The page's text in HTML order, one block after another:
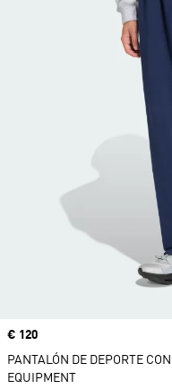
Precio
€ 120
PANTALÓN DE DEPORTE
EQUIPMENT